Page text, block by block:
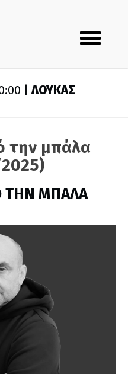
Toggle
navigation
|ΛΟΥΚΑΣ
την μπάλα
ΤΗΝ ΜΠΑΛΑ